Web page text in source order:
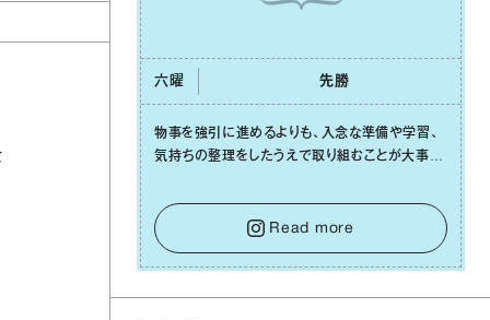
六曜 先勝
物事を強引に進めるよりも、⼊念な準備や学習、
気持ちの整理をしたうえで取り組むことが⼤事な
も焦らないで。意思を伝える⼯夫をしたり、あなた
⾃⾝や疲れていそうな⼈をいたわることに時間を
使いましょう。ここでしっかりとエネルギーを蓄
え、困難を乗り越える⼒に変えましょう。
Read more